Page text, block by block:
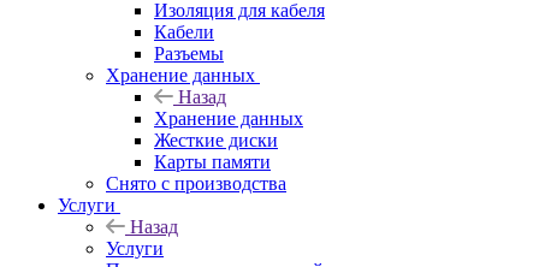
Изоляция для кабеля
Кабели
Разъемы
Хранение данных
Назад
Хранение данных
Жесткие диски
Карты памяти
Снято с производства
Услуги
Назад
Услуги